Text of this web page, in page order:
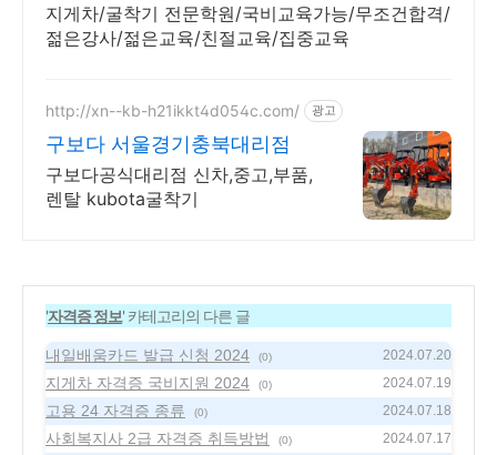
지게차/굴착기 전문학원/국비교육가능/무조건합격/
젊은강사/젊은교육/친절교육/집중교육
http://xn--kb-h21ikkt4d054c.com/ 광고
구보다 서울경기충북대리점
구보다공식대리점 신차,중고,부품,
렌탈 kubota굴착기
'자격증 정보' 카테고리의 다른 글
내일배움카드 발급 신청 2024 (0) 2024.07.20
지게차 자격증 국비지원 2024 (0) 2024.07.19
고용 24 자격증 종류 (0) 2024.07.18
사회복지사 2급 자격증 취득방법 (0) 2024.07.17